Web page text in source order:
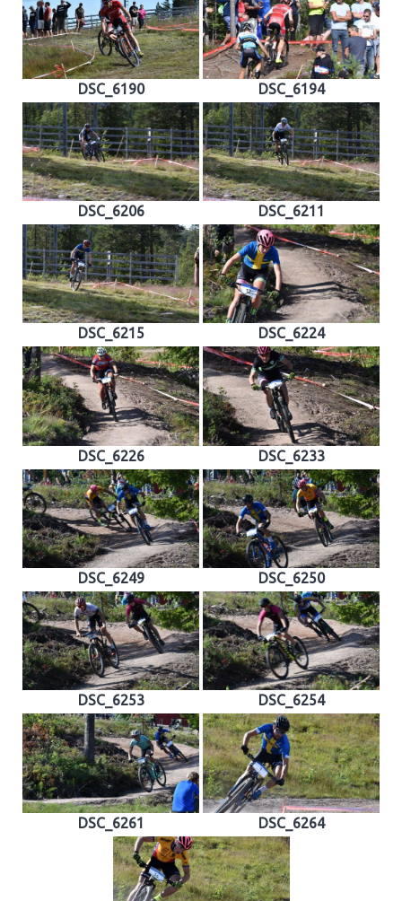
DSC_6190 DSC_6194
DSC_6206 DSC_6211
DSC_6215 DSC_6224
DSC_6226 DSC_6233
DSC_6249 DSC_6250
DSC_6253 DSC_6254
DSC_6261 DSC_6264